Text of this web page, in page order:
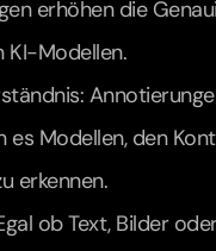
erhöhen die
KI-Modellen.
es Modellen, den
erkennen.
ob Text, Bilder